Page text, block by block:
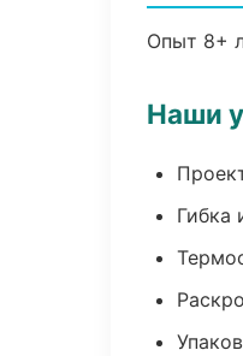
Опыт 8+
Наши
Гибка